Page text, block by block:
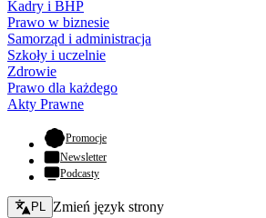
Kadry i BHP
Prawo w biznesie
Samorząd i administracja
Szkoły i uczelnie
Zdrowie
Prawo dla każdego
Akty Prawne
Promocje- otwiera się w nowej karcie
Newsletter
Podcasty
Zmień język - bieżący:
PL Zmień język strony